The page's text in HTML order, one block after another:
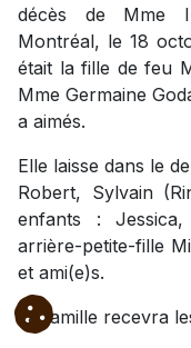
décès de Mme
Montréal, le 18
était la fille de feu
Mme Germaine
a aimés.
Elle laisse dans le
Robert, Sylvain
enfants :
arrière-petite-fille
et ami(e)s.
La famille recevra